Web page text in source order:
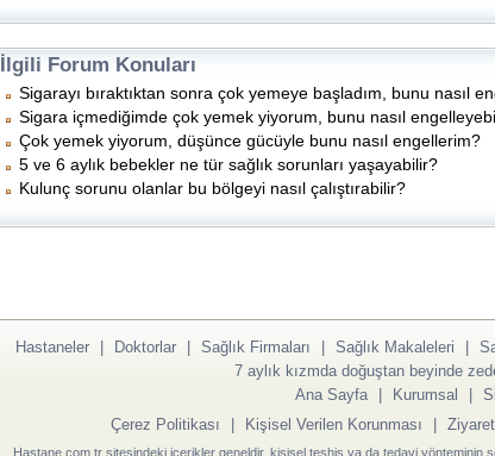
İlgili Forum Konuları
Sigarayı bıraktıktan sonra çok yemeye başladım, bunu nasıl
Sigara içmediğimde çok yemek yiyorum, bunu nasıl
Çok yemek yiyorum, düşünce gücüyle bunu nasıl engellerim?
5 ve 6 aylık bebekler ne tür sağlık sorunları yaşayabilir?
Kulunç sorunu olanlar bu bölgeyi nasıl çalıştırabilir?
Hastaneler | Doktorlar | Sağlık Firmaları | Sağlık Makaleleri |
7 aylık kızmda doğuştan beyinde
Ana Sayfa
| Kurumsal |
Çerez Politikası
| Kişisel Verilen Korunması |
Hastane.com.tr sitesindeki içerikler geneldir, kişisel teşhis ya da tedavi yönteminin